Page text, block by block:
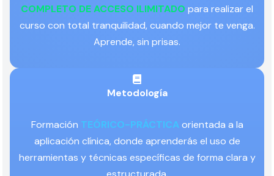
COMPLETO DE ACCESO ILIMITADO para realizar el
curso con total tranquilidad, cuando mejor te venga.
Aprende, sin prisas.
Metodología
Formación TEÓRICO-PRÁCTICAorientada a la
aplicación clínica, donde aprenderás el uso de
herramientas y técnicas específicas de forma clara y